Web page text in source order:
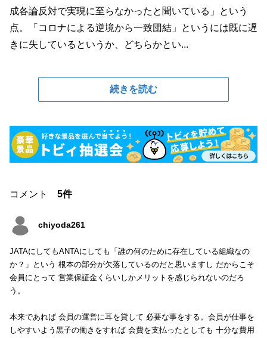
成各論反対で実現に至らなかったと聞いている」という
点。「コロナによる逆境から一致団結」というには既に遅
きに失しているというか、どちらかとい...
続きを読む
コメント 5件
chiyoda261
JATAにしてもANTAにしても「誰の何のために存在している組織なの
か？」という 根本の部分が欠落しているのだと思いますし だからこそ
会員にとって 営業保証金くらいしかメリットを感じられないのだろ
う。
本来であれば 会員の運営に耳を貸して 必要な事をする。会員が仕事を
しやすいよう黒子の働きをすれば 会費を支払ったとしても 十分な費用